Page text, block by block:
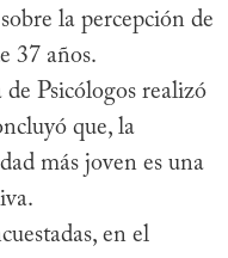
la percepción de
37 años.
Psicólogos realizó
que, la
más joven es una
en el